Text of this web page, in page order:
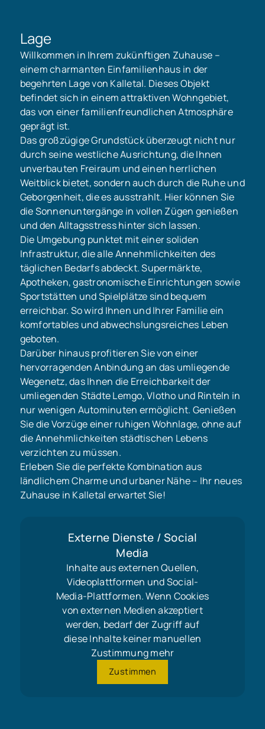
Lage
Willkommen in Ihrem zukünftigen Zuhause –
einem charmanten Einfamilienhaus in der
begehrten Lage von Kalletal. Dieses Objekt
befindet sich in einem attraktiven Wohngebiet,
das von einer familienfreundlichen Atmosphäre
geprägt ist.
Das großzügige Grundstück überzeugt nicht nur
durch seine westliche Ausrichtung, die Ihnen
unverbauten Freiraum und einen herrlichen
Weitblick bietet, sondern auch durch die Ruhe und
Geborgenheit, die es ausstrahlt. Hier können Sie
die Sonnenuntergänge in vollen Zügen genießen
und den Alltagsstress hinter sich lassen.
Die Umgebung punktet mit einer soliden
Infrastruktur, die alle Annehmlichkeiten des
täglichen Bedarfs abdeckt. Supermärkte,
Apotheken, gastronomische Einrichtungen sowie
Sportstätten und Spielplätze sind bequem
erreichbar. So wird Ihnen und Ihrer Familie ein
komfortables und abwechslungsreiches Leben
geboten.
Darüber hinaus profitieren Sie von einer
hervorragenden Anbindung an das umliegende
Wegenetz, das Ihnen die Erreichbarkeit der
umliegenden Städte Lemgo, Vlotho und Rinteln in
nur wenigen Autominuten ermöglicht. Genießen
Sie die Vorzüge einer ruhigen Wohnlage, ohne auf
die Annehmlichkeiten städtischen Lebens
verzichten zu müssen.
Erleben Sie die perfekte Kombination aus
ländlichem Charme und urbaner Nähe – Ihr neues
Zuhause in Kalletal erwartet Sie!
Externe Dienste / Social
Media
Inhalte aus externen Quellen,
Videoplattformen und Social-
Media-Plattformen. Wenn Cookies
von externen Medien akzeptiert
werden, bedarf der Zugriff auf
diese Inhalte keiner manuellen
Zustimmung mehr
Zustimmen